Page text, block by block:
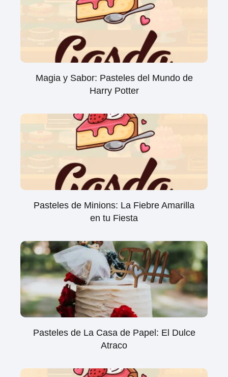
Magia y Sabor: Pasteles del Mundo de
Harry Potter
Pasteles de Minions: La Fiebre Amarilla
en tu Fiesta
Pasteles de La Casa de Papel: El Dulce
Atraco